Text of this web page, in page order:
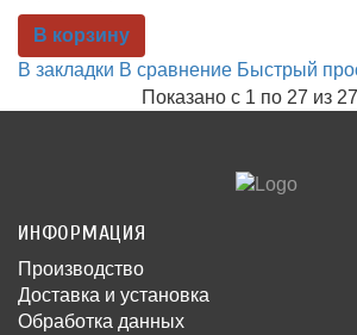
В корзину
В закладки В сравнение Быстрый
Показано с 1 по 27 из
ИНФОРМАЦИЯ
Производство
Доставка и установка
Обработка данных